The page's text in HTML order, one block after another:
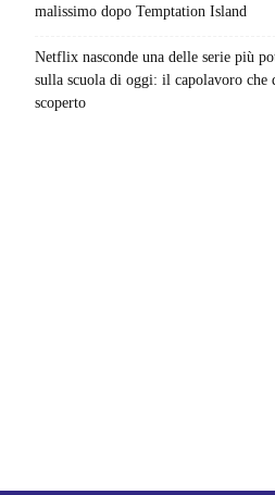
malissimo dopo Temptation Island
Netflix nasconde una delle serie più
sulla scuola di oggi: il capolavoro che
scoperto